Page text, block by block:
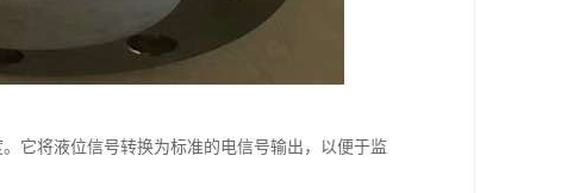
它将液位信号转换为标准的电信号输出，以便于监